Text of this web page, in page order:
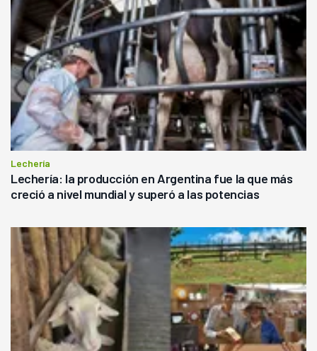
Lechería
Lechería: la producción en Argentina fue la que más
creció a nivel mundial y superó a las potencias